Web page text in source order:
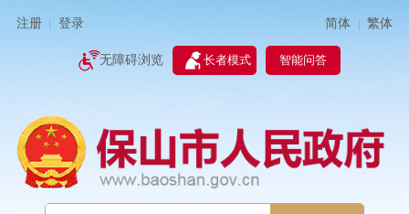
注册 登录 简体 | 繁体
无障碍浏览 长者模式 智能问答